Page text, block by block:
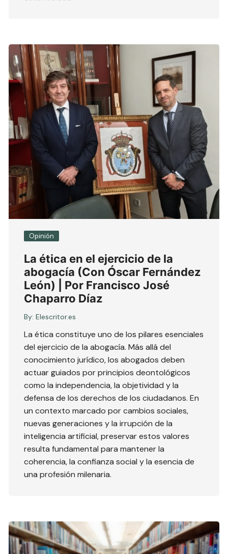
Opinión
La ética en el ejercicio de la
abogacía (Con Óscar Fernández
León) | Por Francisco José
Chaparro Díaz
By: Elescritor.es
La ética constituye uno de los pilares esenciales
del ejercicio de la abogacía. Más allá del
conocimiento jurídico, los abogados deben
actuar guiados por principios deontológicos
como la independencia, la objetividad y la
defensa de los derechos de los ciudadanos. En
un contexto marcado por cambios sociales,
nuevas generaciones y la irrupción de la
inteligencia artificial, preservar estos valores
resulta fundamental para mantener la
coherencia, la confianza social y la esencia de
una profesión milenaria.